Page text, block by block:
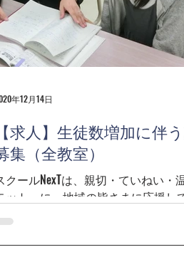
【求人】生徒数増加に伴
集（全教室）
クールNexTは、親切・ていねい・
ットーに、地域の皆さまに応援し
る学習塾を目指しています。 当教
徒皆さまを私たちと共に全力で応
さる講師を募集いたします。 ぜひ
年12月14日